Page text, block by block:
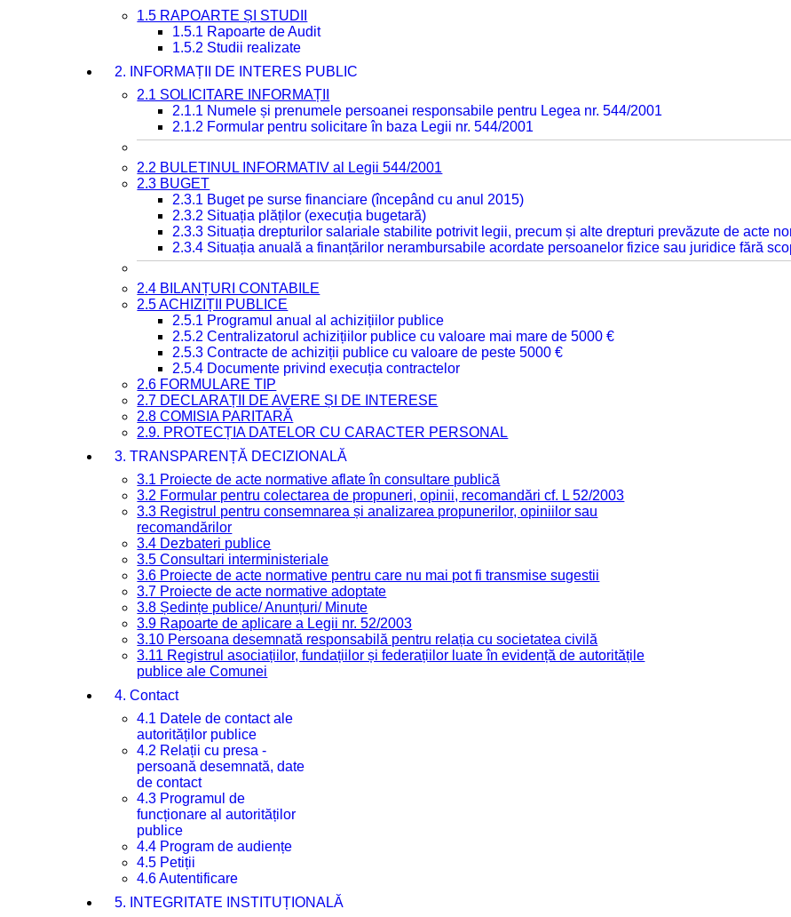
1.5 RAPOARTE ȘI STUDII
1.5.1 Rapoarte de Audit
1.5.2 Studii realizate
2. INFORMAȚII DE INTERES PUBLIC
2.1 SOLICITARE INFORMAȚII
2.1.1 Numele și prenumele persoanei responsabile pentru Legea nr. 544/2001
2.1.2 Formular pentru solicitare în baza Legii nr. 544/2001
2.2 BULETINUL INFORMATIV al Legii 544/2001
2.3 BUGET
2.3.1 Buget pe surse financiare (începând cu anul 2015)
2.3.2 Situația plăților (execuția bugetară)
2.3.3 Situația drepturilor salariale stabilite potrivit legii, precum și alte drepturi prevăzute de acte
2.3.4 Situația anuală a finanțărilor nerambursabile acordate persoanelor fizice sau juridice fără
2.4 BILANȚURI CONTABILE
2.5 ACHIZIȚII PUBLICE
2.5.1 Programul anual al achizițiilor publice
2.5.2 Centralizatorul achizițiilor publice cu valoare mai mare de 5000 €
2.5.3 Contracte de achiziții publice cu valoare de peste 5000 €
2.5.4 Documente privind execuția contractelor
2.6 FORMULARE TIP
2.7 DECLARAȚII DE AVERE ȘI DE INTERESE
2.8 COMISIA PARITARĂ
2.9. PROTECȚIA DATELOR CU CARACTER PERSONAL
3. TRANSPARENȚĂ DECIZIONALĂ
3.1 Proiecte de acte normative aflate în consultare publică
3.2 Formular pentru colectarea de propuneri, opinii, recomandări cf. L 52/2003
3.3 Registrul pentru consemnarea și analizarea propunerilor, opiniilor sau
recomandărilor
3.4 Dezbateri publice
3.5 Consultari interministeriale
3.6 Proiecte de acte normative pentru care nu mai pot fi transmise sugestii
3.7 Proiecte de acte normative adoptate
3.8 Ședințe publice/ Anunțuri/ Minute
3.9 Rapoarte de aplicare a Legii nr. 52/2003
3.10 Persoana desemnată responsabilă pentru relația cu societatea civilă
3.11 Registrul asociațiilor, fundațiilor și federațiilor luate în evidență de autoritățile
publice ale Comunei
4. Contact
4.1 Datele de contact ale
autorităților publice
4.2 Relații cu presa -
persoană desemnată, date
de contact
4.3 Programul de
funcționare al autorităților
publice
4.4 Program de audiențe
4.5 Petiții
4.6 Autentificare
5. INTEGRITATE INSTITUȚIONALĂ